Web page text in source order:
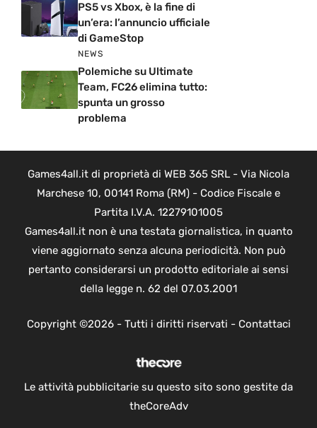
PS5 vs Xbox, è la fine di
un’era: l’annuncio ufficiale
di GameStop
NEWS
Polemiche su Ultimate
Team, FC26 elimina tutto:
spunta un grosso
problema
Games4all.it di proprietà di WEB 365 SRL - Via Nicola
Marchese 10, 00141 Roma (RM) - Codice Fiscale e
Partita I.V.A. 12279101005
Games4all.it non è una testata giornalistica, in quanto
viene aggiornato senza alcuna periodicità. Non può
pertanto considerarsi un prodotto editoriale ai sensi
della legge n. 62 del 07.03.2001
Copyright ©2026 - Tutti i diritti riservati - Contattaci
Le attività pubblicitarie su questo sito sono gestite da
theCoreAdv